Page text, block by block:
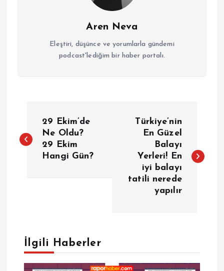
Aren Neva
Eleştiri, düşünce ve yorumlarla gündemi
podcast'lediğim bir haber portalı.
a
e
z
29 Ekim’de
Ne Oldu?
29 Ekim
Hangi Gün?
Türkiye’nin
En Güzel
Balayı
Yerleri! En
iyi balayı
tatili nerede
yapılır
İlgili Haberler